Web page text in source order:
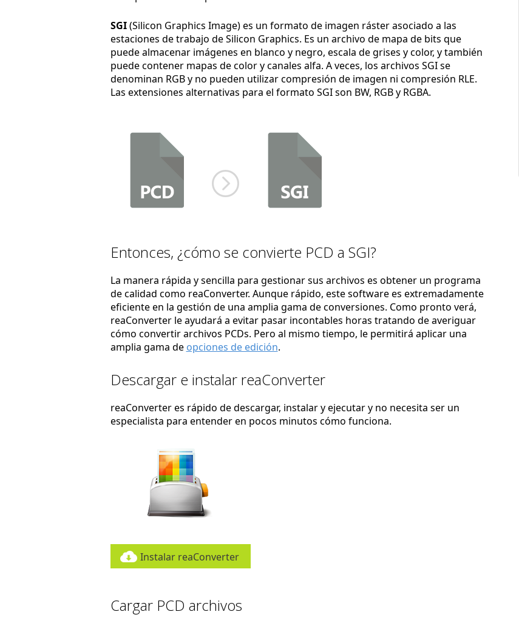
SGI(Silicon Graphics Image) es un formato de imagen ráster asociado a las
estaciones de trabajo de Silicon Graphics. Es un archivo de mapa de bits que
puede almacenar imágenes en blanco y negro, escala de grises y color, y también
puede contener mapas de color y canales alfa. A veces, los archivos SGI se
denominan RGB y no pueden utilizar compresión de imagen ni compresión RLE.
Las extensiones alternativas para el formato SGI son BW, RGB y RGBA.
Entonces, ¿cómo se convierte PCD a SGI?
La manera rápida y sencilla para gestionar sus archivos es obtener un programa
de calidad como reaConverter. Aunque rápido, este software es extremadamente
eficiente en la gestión de una amplia gama de conversiones. Como pronto verá,
reaConverter le ayudará a evitar pasar incontables horas tratando de averiguar
cómo convertir archivos PCDs. Pero al mismo tiempo, le permitirá aplicar una
amplia gama de opciones de edición.
Descargar e instalar reaConverter
reaConverter es rápido de descargar, instalar y ejecutar y no necesita ser un
especialista para entender en pocos minutos cómo funciona.
Instalar reaConverter
Cargar PCD archivos